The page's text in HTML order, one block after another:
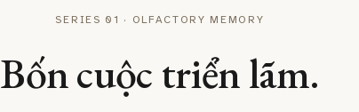
SERIES 01 · OLFACTORY MEMORY
Bốn cuộc triển lãm.